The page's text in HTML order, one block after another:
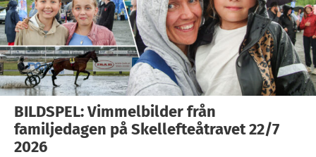
BILDSPEL: Vimmelbilder från
familjedagen på Skellefteåtravet 22/7
2026